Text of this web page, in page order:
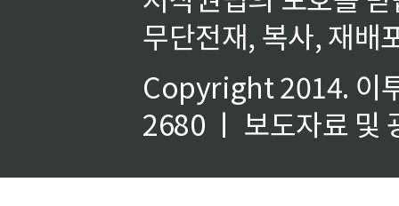
무단전재, 복사, 재배
Copyright 2014. 이
2680 ㅣ 보도자료